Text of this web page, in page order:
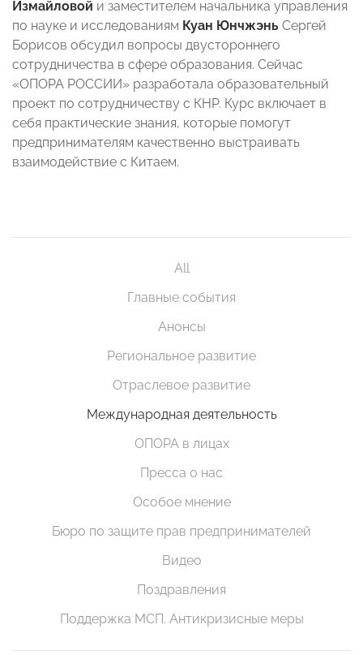
Измайловой и заместителем начальника управления
по науке и исследованиям Куан Юнчжэнь Сергей
Борисов обсудил вопросы двустороннего
сотрудничества в сфере образования. Сейчас
«ОПОРА РОССИИ» разработала образовательный
проект по сотрудничеству с КНР. Курс включает в
себя практические знания, которые помогут
предпринимателям качественно выстраивать
взаимодействие с Китаем.
All
Главные события
Анонсы
Региональное развитие
Отраслевое развитие
Международная деятельность
ОПОРА в лицах
Пресса о нас
Особое мнение
Бюро по защите прав предпринимателей
Видео
Поздравления
Поддержка МСП. Антикризисные меры